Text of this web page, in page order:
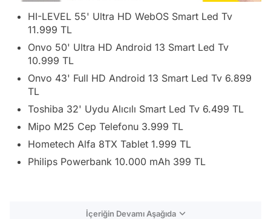
HI-LEVEL 55' Ultra HD WebOS Smart Led Tv
11.999 TL
Onvo 50' Ultra HD Android 13 Smart Led Tv
10.999 TL
Onvo 43' Full HD Android 13 Smart Led Tv 6.899
TL
Toshiba 32' Uydu Alıcılı Smart Led Tv 6.499 TL
Mipo M25 Cep Telefonu 3.999 TL
Hometech Alfa 8TX Tablet 1.999 TL
Philips Powerbank 10.000 mAh 399 TL
İçeriğin Devamı Aşağıda